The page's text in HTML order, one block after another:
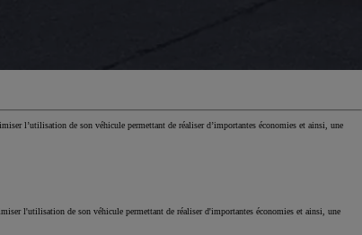
l’utilisation de son véhicule permettant de réaliser d’importantes économies et ainsi, une
l'utilisation de son véhicule permettant de réaliser d'importantes économies et ainsi, une